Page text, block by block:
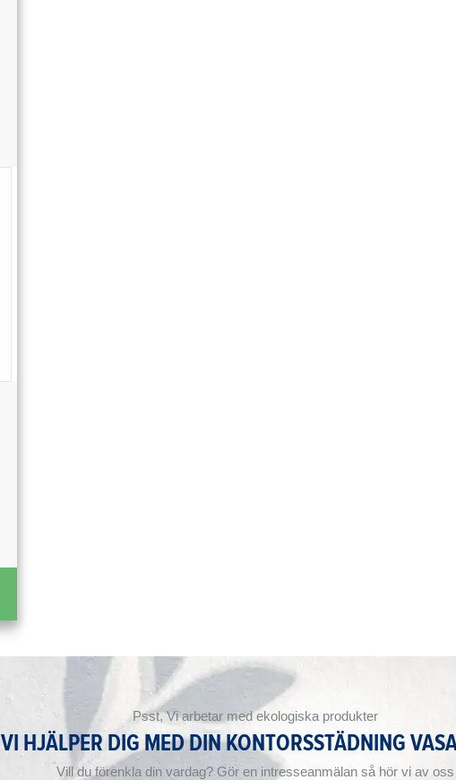
Psst, Vi arbetar med ekologiska produkter
VI HJÄLPER DIG MED DIN KONTORSSTÄDNING
Vill du förenkla din vardag? Gör en intresseanmälan så hör vi av oss